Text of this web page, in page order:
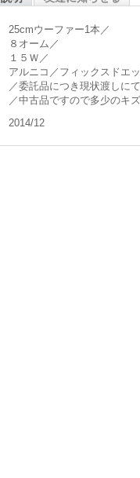
25cmウーファー1本／
８オーム／
１５Ｗ／
アルニコ／フィックスドエ
／委託品につき現状渡しに
／中古品ですので多少のキ
2014/12